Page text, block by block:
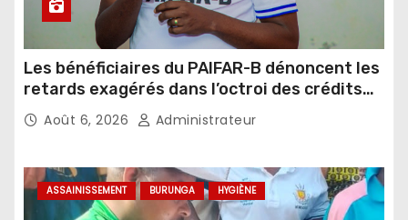
Les bénéficiaires du PAIFAR-B dénoncent les
retards exagérés dans l’octroi des crédits
agricoles
Août 6, 2026 Administrateur
ASSAINISSEMENT BURUNGA HYGIÈNE